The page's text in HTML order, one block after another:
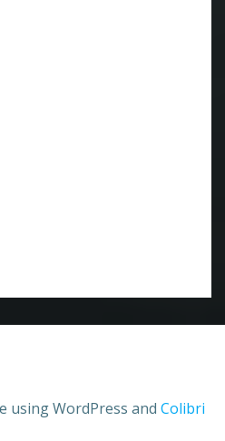
using WordPress and Colibri